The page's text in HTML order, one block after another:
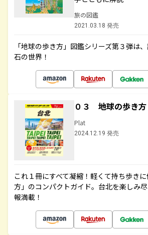
旅の図鑑
2021.03.18 発売
「地球の歩き方」図鑑シリーズ第３弾は
石の世界！
０３ 地球の歩き
Plat
2024.12.19 発売
これ１冊にすべて凝縮！軽くて持ち歩き
方」のコンパクトガイド。台北を楽しみ
報満載！